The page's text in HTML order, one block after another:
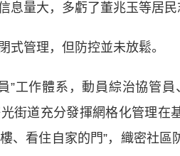
息量大，多虧了董兆玉等居民
管理，但防控並未放鬆。
作體系，動員綜治協管員
街道充分發揮網格化管理在
、看住自家的門”，織密社區